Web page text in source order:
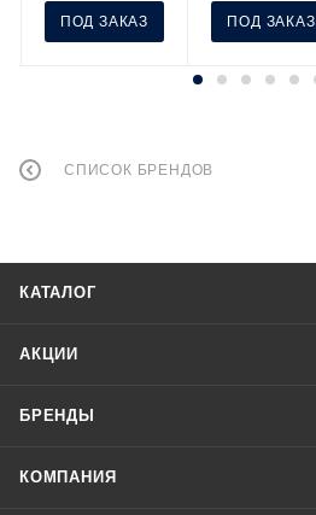
п.1ст.118 НК
ПОД ЗАКАЗ
п.п.1,16
п.1ст.118 НК
ПОД ЗАКАЗ
СПИСОК БРЕНДОВ
КАТАЛОГ
АКЦИИ
БРЕНДЫ
КОМПАНИЯ